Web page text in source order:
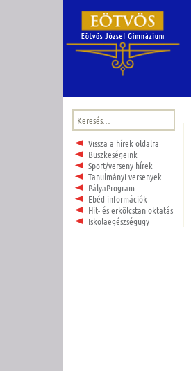
Keresés:
Vissza a hírek oldalra
Büszkeségeink
Sport/verseny hírek
Tanulmányi versenyek
PályaProgram
Ebéd információk
Hit- és erkölcstan oktatás
Iskolaegészségügy